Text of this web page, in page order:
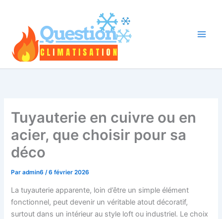
Tuyauterie en cuivre ou en
acier, que choisir pour sa
déco
Paradmin6/6 février 2026
La tuyauterie apparente, loin d’être un simple élément
fonctionnel, peut devenir un véritable atout décoratif,
surtout dans un intérieur au style loft ou industriel. Le choix